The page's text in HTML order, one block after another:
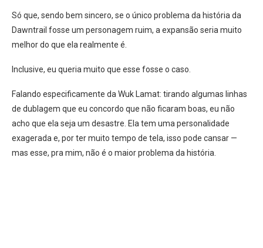
Só que, sendo bem sincero, se o único problema da história da
Dawntrail fosse um personagem ruim, a expansão seria muito
melhor do que ela realmente é.
Inclusive, eu queria muito que esse fosse o caso.
Falando especificamente da Wuk Lamat: tirando algumas linhas
de dublagem que eu concordo que não ficaram boas, eu não
acho que ela seja um desastre. Ela tem uma personalidade
exagerada e, por ter muito tempo de tela, isso pode cansar —
mas esse, pra mim, não é o maior problema da história.